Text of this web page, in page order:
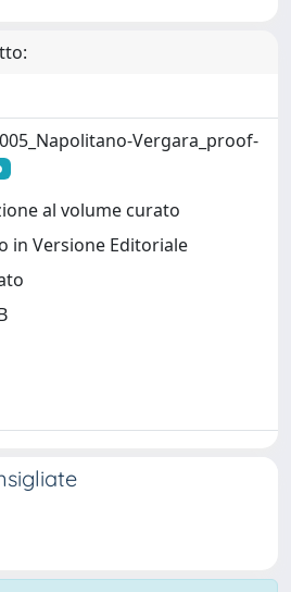
Vergara_proof-
al volume curato
in Versione Editoriale